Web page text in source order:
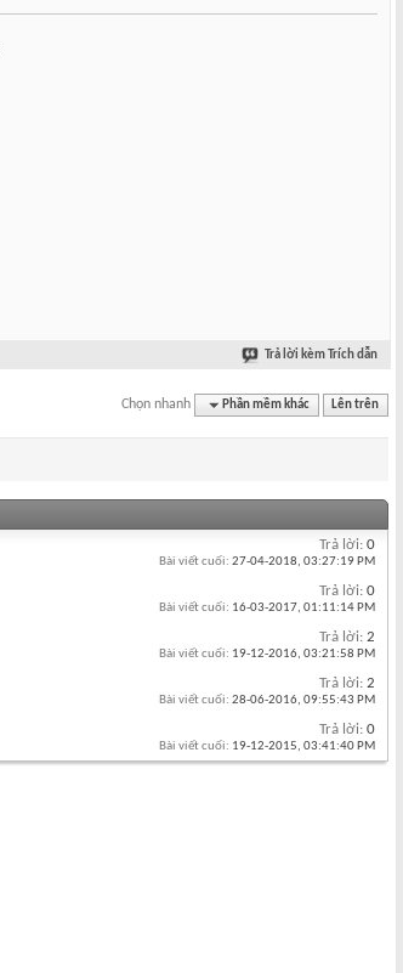
Trả lời kèm Trích dẫn
Chọn nhanh Phần mềm khác Lên trên
Trả lời: 0
Bài viết cuối: 27-04-2018, 03:27:19 PM
Trả lời: 0
Bài viết cuối: 16-03-2017, 01:11:14 PM
Trả lời: 2
Bài viết cuối: 19-12-2016, 03:21:58 PM
Trả lời: 2
Bài viết cuối: 28-06-2016, 09:55:43 PM
Trả lời: 0
Bài viết cuối: 19-12-2015, 03:41:40 PM